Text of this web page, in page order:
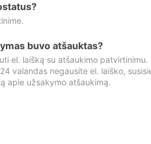
buvo atšauktas?
el. laišką su atšaukimo
valandas negausite el. laiško,
apie užsakymo atšaukimą.